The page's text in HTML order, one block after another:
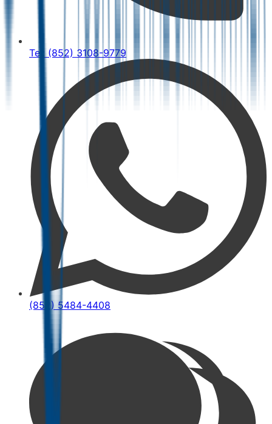
Tel: (852) 3108-9779
(852) 5484-4408